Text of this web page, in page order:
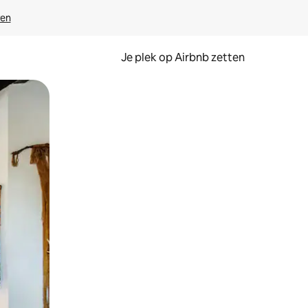
Je plek op Airbnb zetten
of swipen.